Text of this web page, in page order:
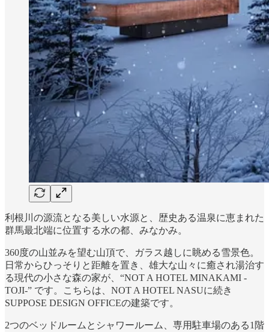
利根川の源流となる美しい水源と、歴史ある温泉に恵まれた
群馬最北端に位置する水の都、みなかみ。
360度の山並みを望む山頂で、ガラス越しに眺める雪景色。
日常からひっそりと距離を置き、雄大な山々に癒され湯治す
る現代の小さな森の家が、“NOT A HOTEL MINAKAMI -
TOJI-” です。こちらは、NOT A HOTEL NASUに続き
SUPPOSE DESIGN OFFICEの建築です。
2つのベッドルームとシャワールーム、専用駐車場のある1階